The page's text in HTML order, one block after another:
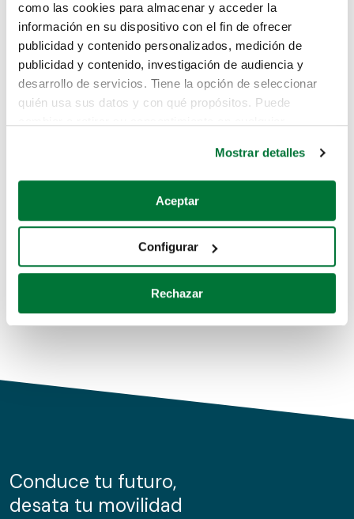
como las cookies para almacenar y acceder la
información en su dispositivo con el fin de ofrecer
publicidad y contenido personalizados, medición de
publicidad y contenido, investigación de audiencia y
desarrollo de servicios. Tiene la opción de seleccionar
quién usa sus datos y con qué propósitos. Puede
Si lo permite, también quisiéramos:
Recopilar información sobre su ubicación geográfica
Identificar su dispositivo analizándolo activamente
para buscar características específicas (huellas
Obtenga más información sobre cómo se procesan sus
de cookies.
información sobre el uso que haga del sitio web con
nuestros partners de redes sociales, publicidad y análisis
Mostrar detalles
Aceptar
Configurar
Rechazar
Lo sentimos, no sabemos como
te hemos traido hasta aquí.
Pero puedes encontrar el coche que estás
buscando en alguno de estos enlaces:
Coches de segunda mano
Coches de km0
Conduce tu futuro,
desata tu movilidad